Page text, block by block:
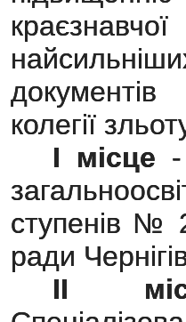
документів
колегії
І місце
ступенів №
ради
ІІ